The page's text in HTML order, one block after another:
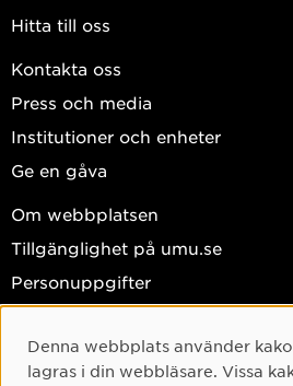
Hitta till oss
Kontakta oss
Press och media
Institutioner och enheter
Ge en gåva
Om webbplatsen
Tillgänglighet på umu.se
Personuppgifter
Facebook
Cookie-samtycke
Denna webbplats använder
lagras i din webbläsare. Vissa